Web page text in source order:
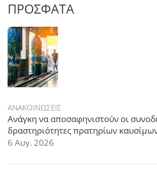
ΠΡΟΣΦΑΤΑ
ΑΝΑΚΟΙΝΩΣΕΙΣ
Ανάγκη να αποσαφηνιστούν οι
δραστηριότητες πρατηρίων
6 Αυγ. 2026